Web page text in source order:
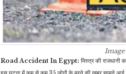
Road Accident In Egypt: मिस्त्र की राजधानी
व्यापार
क्या आपका भी है पुराना टैक्स
करिये…
कपड़ों
दाग